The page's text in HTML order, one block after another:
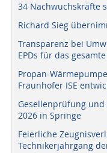
34 Nachwuchskräfte
Richard Sieg
Transparenz bei
EPDs für das
Propan-
Fraunhofer ISE
Gesellenprüfung
2026 in Springe
Feierliche
Technikerjahrgang